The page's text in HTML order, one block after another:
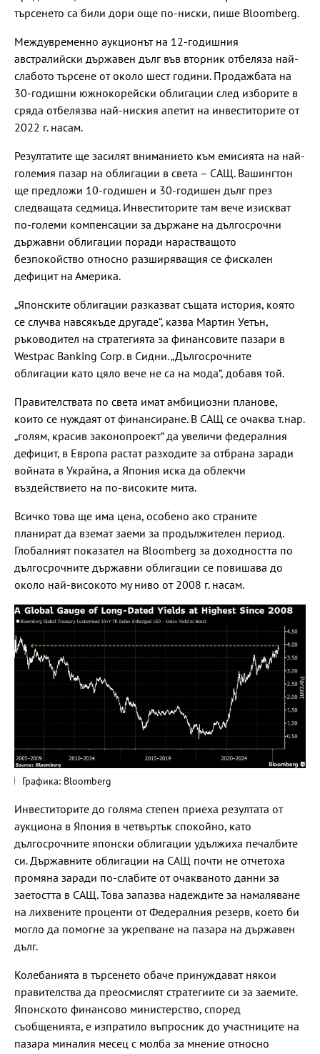
търсенето са били дори още по-ниски, пише Bloomberg.
Междувременно аукционът на 12-годишния
австралийски държавен дълг във вторник отбеляза най-
слабото търсене от около шест години. Продажбата на
30-годишни южнокорейски облигации след изборите в
сряда отбелязва най-ниския апетит на инвеститорите от
2022 г. насам.
Резултатите ще засилят вниманието към емисията на най-
големия пазар на облигации в света – САЩ. Вашингтон
ще предложи 10-годишен и 30-годишен дълг през
следващата седмица. Инвеститорите там вече изискват
по-големи компенсации за държане на дългосрочни
държавни облигации поради нарастващото
безпокойство относно разширяващия се фискален
дефицит на Америка.
„Японските облигации разказват същата история, която
се случва навсякъде другаде“, казва Мартин Уетън,
ръководител на стратегията за финансовите пазари в
Westpac Banking Corp. в Сидни. „Дългосрочните
облигации като цяло вече не са на мода“, добавя той.
Правителствата по света имат амбициозни планове,
които се нуждаят от финансиране. В САЩ се очаква т.нар.
„голям, красив законопроект“ да увеличи федералния
дефицит, в Европа растат разходите за отбрана заради
войната в Украйна, а Япония иска да облекчи
въздействието на по-високите мита.
Всичко това ще има цена, особено ако страните
планират да вземат заеми за продължителен период.
Глобалният показател на Bloomberg за доходността по
дългосрочните държавни облигации се повишава до
около най-високото му ниво от 2008 г. насам.
Графика: Bloomberg
Инвеститорите до голяма степен приеха резултата от
аукциона в Япония в четвъртък спокойно, като
дългосрочните японски облигации удължиха печалбите
си. Държавните облигации на САЩ почти не отчетоха
промяна заради по-слабите от очакваното данни за
заетостта в САЩ. Това запазва надеждите за намаляване
на лихвените проценти от Федералния резерв, което би
могло да помогне за укрепване на пазара на държавен
дълг.
Колебанията в търсенето обаче принуждават някои
правителства да преосмислят стратегиите си за заемите.
Японското финансово министерство, според
съобщенията, е изпратило въпросник до участниците на
пазара миналия месец с молба за мнение относно